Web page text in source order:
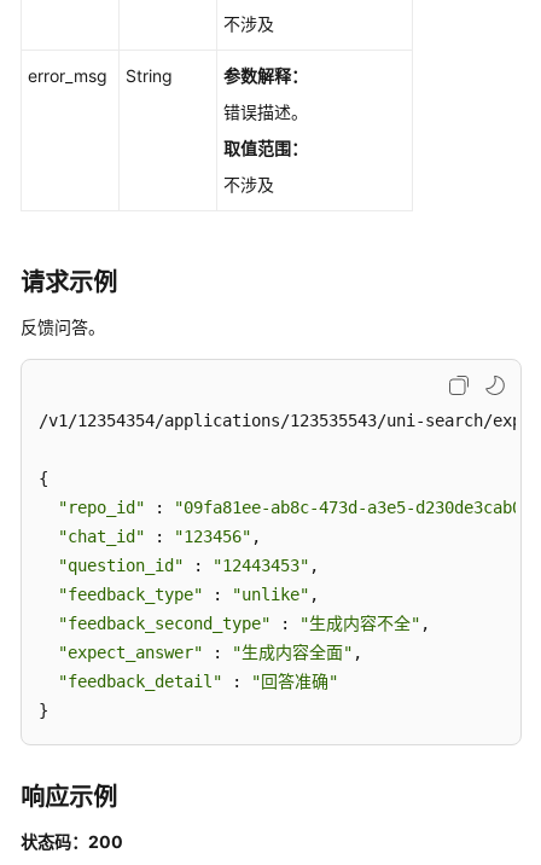
任
共
担
务
级
（SLA）
源
持
区
域
不涉及
error_msg String
参数解释：
错误描述。
取值范围：
不涉及
请求示例
反馈问答。
/v1/12354354/applications/123535543/uni-search/
{
"repo_id" :
"09fa81ee-ab8c-473d-a3e5-d230de3cab00"
"chat_id" : "123456" ,
"question_id" : "12443453" ,
"feedback_type" : "unlike" ,
"feedback_second_type" : "生成内容不全" ,
"expect_answer" : "生成内容全面" ,
"feedback_detail" :
"回答准确"
}
响应示例
状态码：200